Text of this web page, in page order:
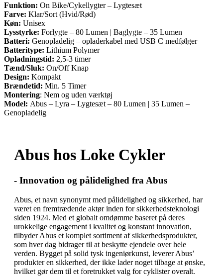
Funktion: On Bike/Cykellygter – Lygtesæt
Farve: Klar/Sort (Hvid/Rød)
Køn: Unisex
Lysstyrke: Forlygte – 80 Lumen | Baglygte – 35 Lumen
Batteri: Genopladelig – opladerkabel med USB C medfølger
Batteritype: Lithium Polymer
Opladningstid: 2,5-3 timer
Tænd/Sluk: On/Off Knap
Design: Kompakt
Brændetid: Min. 5 Timer
Montering: Nem og uden værktøj
Model: Abus – Lyra – Lygtesæt – 80 Lumen | 35 Lumen –
Genopladelig
Abus hos Loke Cykler
- Innovation og pålidelighed fra Abus
Abus, et navn synonymt med pålidelighed og sikkerhed, har
været en fremtrædende aktør inden for sikkerhedsteknologi
siden 1924. Med et globalt omdømme baseret på deres
urokkelige engagement i kvalitet og konstant innovation,
tilbyder Abus et komplet sortiment af sikkerhedsprodukter,
som hver dag bidrager til at beskytte ejendele over hele
verden. Bygget på solid tysk ingeniørkunst, leverer Abus’
produkter en sikkerhed, der ikke lader noget tilbage at ønske,
hvilket gør dem til et foretrukket valg for cyklister overalt.